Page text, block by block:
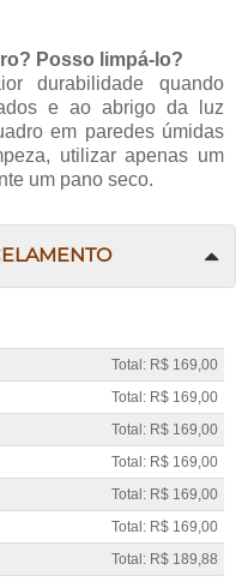
Posso limpá-lo?
durabilidade quando
e ao abrigo da luz
em paredes úmidas
utilizar apenas um
um pano seco.
Total: R$ 169,00
Total: R$ 169,00
Total: R$ 169,00
Total: R$ 169,00
Total: R$ 169,00
Total: R$ 169,00
Total: R$ 189,88